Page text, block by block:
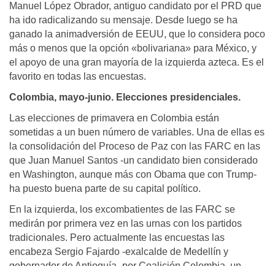
Manuel López Obrador, antiguo candidato por el PRD que
ha ido radicalizando su mensaje. Desde luego se ha
ganado la animadversión de EEUU, que lo considera poco
más o menos que la opción «bolivariana» para México, y
el apoyo de una gran mayoría de la izquierda azteca. Es el
favorito en todas las encuestas.
Colombia, mayo-junio. Elecciones presidenciales.
Las elecciones de primavera en Colombia están
sometidas a un buen número de variables. Una de ellas es
la consolidación del Proceso de Paz con las FARC en las
que Juan Manuel Santos -un candidato bien considerado
en Washington, aunque más con Obama que con Trump-
ha puesto buena parte de su capital político.
En la izquierda, los excombatientes de las FARC se
medirán por primera vez en las urnas con los partidos
tradicionales. Pero actualmente las encuestas las
encabeza Sergio Fajardo -exalcalde de Medellín y